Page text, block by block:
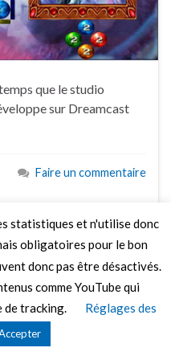
que le studio
sur Dreamcast
Faire un commentaire
statistiques et n'utilise donc
obligatoires pour le bon
donc pas être désactivés.
comme YouTube qui
de tracking.
Réglages des